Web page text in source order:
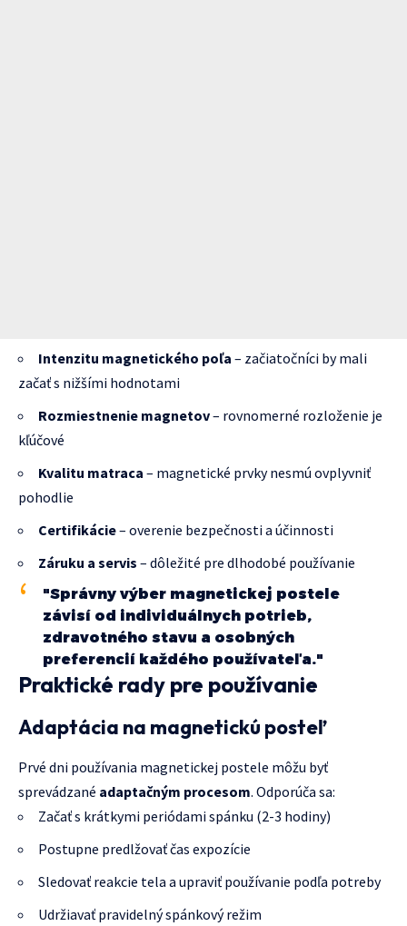
Intenzitu magnetického poľa – začiatočníci by mali
začať s nižšími hodnotami
Rozmiestnenie magnetov– rovnomerné rozloženie je
kľúčové
Kvalitu matraca – magnetické prvky nesmú ovplyvniť
pohodlie
Certifikácie– overenie bezpečnosti a účinnosti
Záruku a servis – dôležité pre dlhodobé používanie
"Správny výber magnetickej postele
závisí od individuálnych potrieb,
zdravotného stavu a osobných
preferencií každého používateľa."
Praktické rady pre používanie
Adaptácia na magnetickú posteľ
Prvé dni používania magnetickej postele môžu byť
sprevádzané adaptačným procesom. Odporúča sa:
Začať s krátkymi periódami spánku (2-3 hodiny)
Postupne predlžovať čas expozície
Sledovať reakcie tela a upraviť používanie podľa potreby
Udržiavať pravidelný spánkový režim